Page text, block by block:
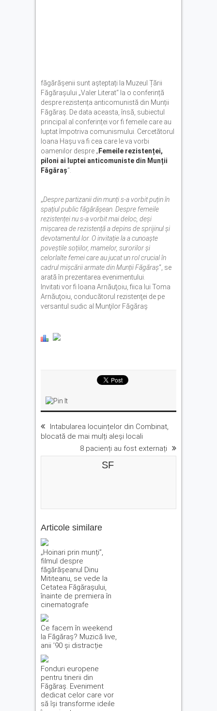
făgărășenii sunt așteptați la Muzeul Țării
Făgărașului „Valer Literat“ la o conferință
despre rezistența anticomunistă din Munții
Făgăraș. De data aceasta, însă, subiectul
principal al conferinței vor fi femeile care au
luptat împotriva comunismului. Cercetătorul
Ioana Hașu va fi cea care le va vorbi
oamenilor despre „ Femeile rezistenței,
piloni ai luptei anticomuniste din Munții
Făgăraș“.
„Despre partizanii din munți s-a vorbit puțin în
spațiul public făgărășean. Despre femeile
rezistenței nu s-a vorbit mai deloc, deși
mișcarea de rezistență a depins de sprijinul și
devotamentul lor. O invitație la a cunoaște
poveștile soțiilor, mamelor, surorilor și
celorlalte femei care au jucat un rol crucial în
cadrul mișcării armate din Munții Făgăraș“, se
arată în prezentarea evenimentului.
Invitati vor fi Ioana Arnăuţoiu, fiica lui Toma
Arnăuţoiu, conducătorul rezistenţei de pe
versantul sudic al Munţilor Făgăraş
Intabularea locuințelor din Combinat,
blocată de mai mulți aleși locali
8 pacienți au fost externați
SF
Articole similare
„Hoinari prin munți”,
filmul despre
făgărășeanul Dinu
Mititeanu, se vede la
Cetatea Făgărașului,
înainte de premiera în
cinematografe
Ce facem în weekend
la Făgăraș? Muzică live,
anii ’90 și distracție
Fonduri europene
pentru tinerii din
Făgăraș. Eveniment
dedicat celor care vor
să își transforme ideile